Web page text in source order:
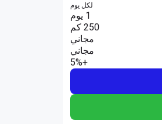
لكل يوم
1 يوم
250 كم
مجاني
مجاني
+5%